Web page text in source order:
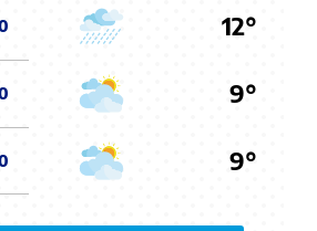
12°
9°
9°